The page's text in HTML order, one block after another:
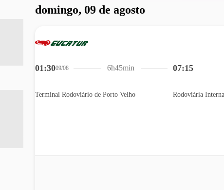
domingo, 09 de agosto
01:3009/08
Terminal Rodoviário de Porto Velho
07:15
Rodoviária
6h45min